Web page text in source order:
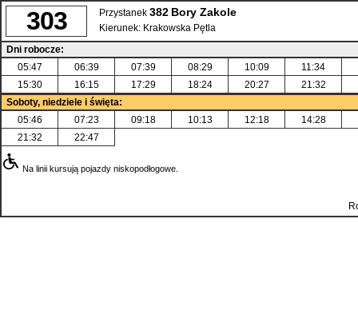
303 Przystanek 382 Bory Zakole
Kierunek: Krakowska Pętla
Dni robocze:
05:47
06:39 07:39 08:29 10:09 11:34
15:30
16:15 17:29 18:24 20:27 21:32
Soboty, niedziele i święta:
05:46
07:23 09:18 10:13 12:18 14:28
21:32
22:47
Na linii kursują pojazdy niskopodłogowe.